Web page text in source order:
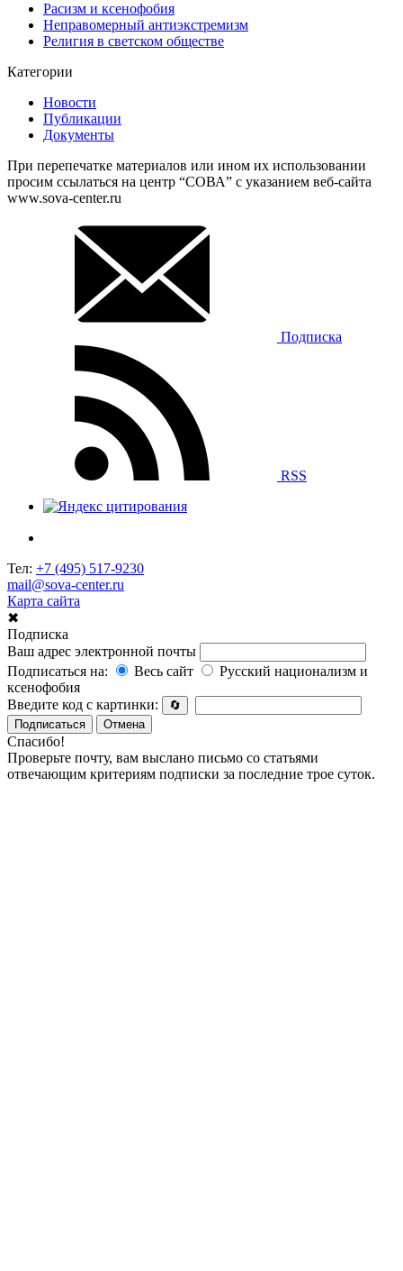
Расизм и ксенофобия
Неправомерный антиэкстремизм
Религия в светском обществе
Категории
Новости
Публикации
Документы
При перепечатке материалов или ином их использовании
просим ссылаться на центр “СОВА” с указанием веб-сайта
www.sova-center.ru
Подписка
RSS
Тел: +7 (495) 517-9230
mail@sova-center.ru
Карта сайта
✖
Подписка
Ваш адрес электронной почты
Подписаться на:
Весь сайт
Русский национализм и
ксенофобия
Введите код с картинки:
🔄
Подписаться
Отмена
Спасибо!
Проверьте почту, вам выслано письмо со статьями
отвечающим критериям подписки за последние трое суток.